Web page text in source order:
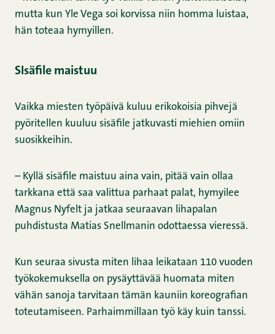
mutta kun Yle Vega soi korvissa niin homma luistaa,
hän toteaa hymyillen.
SIsäfile maistuu
Vaikka miesten työpäivä kuluu erikokoisia pihvejä
pyöritellen kuuluu sisäfile jatkuvasti miehien omiin
suosikkeihin.
– Kyllä sisäfile maistuu aina vain, pitää vain ollaa
tarkkana että saa valittua parhaat palat, hymyilee
Magnus Nyfelt ja jatkaa seuraavan lihapalan
puhdistusta Matias Snellmanin odottaessa vieressä.
Kun seuraa sivusta miten lihaa leikataan 110 vuoden
työkokemuksella on pysäyttävää huomata miten
vähän sanoja tarvitaan tämän kauniin koreografian
toteutamiseen. Parhaimmillaan työ käy kuin tanssi.